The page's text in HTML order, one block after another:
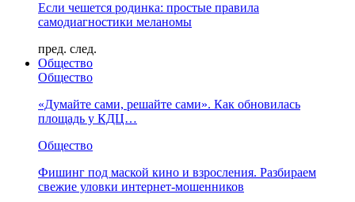
Если чешется родинка: простые правила
самодиагностики меланомы
пред. след.
Общество
Общество
«Думайте сами, решайте сами». Как обновилась
площадь у КДЦ…
Общество
Фишинг под маской кино и взросления. Разбираем
свежие уловки интернет-мошенников